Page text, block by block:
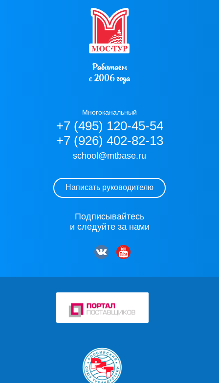
Работаем
с 2006 года
Многоканальный
+7 (495) 120-45-54
+7 (926) 402-82-13
school@mtbase.ru
Написать руководителю
Подписывайтесь
и следуйте за нами